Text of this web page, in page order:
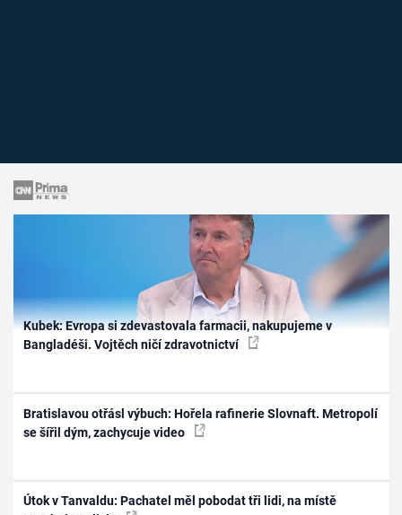
Kubek: Evropa si zdevastovala farmacii, nakupujeme v
Bangladéši. Vojtěch ničí zdravotnictví
Bratislavou otřásl výbuch: Hořela rafinerie Slovnaft. Metropolí
se šířil dým, zachycuje video
Útok v Tanvaldu: Pachatel měl pobodat tři lidi, na místě